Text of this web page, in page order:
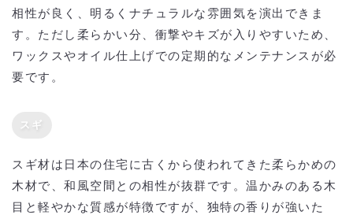
相性が良く、明るくナチュラルな雰囲気を演出できま
す。ただし柔らかい分、衝撃やキズが入りやすいため、
ワックスやオイル仕上げでの定期的なメンテナンスが必
要です。
スギ
スギ材は日本の住宅に古くから使われてきた柔らかめの
木材で、和風空間との相性が抜群です。温かみのある木
目と軽やかな質感が特徴ですが、独特の香りが強いた